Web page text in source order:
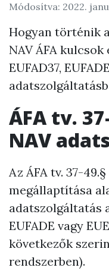
Módosítva: 2022.
Hogyan történik
NAV ÁFA
EUFAD37,
ÁFA tv.
NAV
Az ÁFA tv. 37-
megállaptítása
adatszolgáltatás
EUFADE vagy
következők
rendszerben).